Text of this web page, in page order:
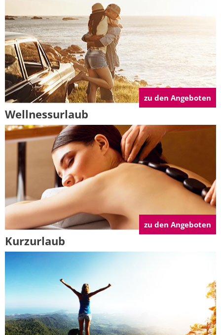
zu den Angeboten
Wellnessurlaub
zu den Angeboten
Kurzurlaub